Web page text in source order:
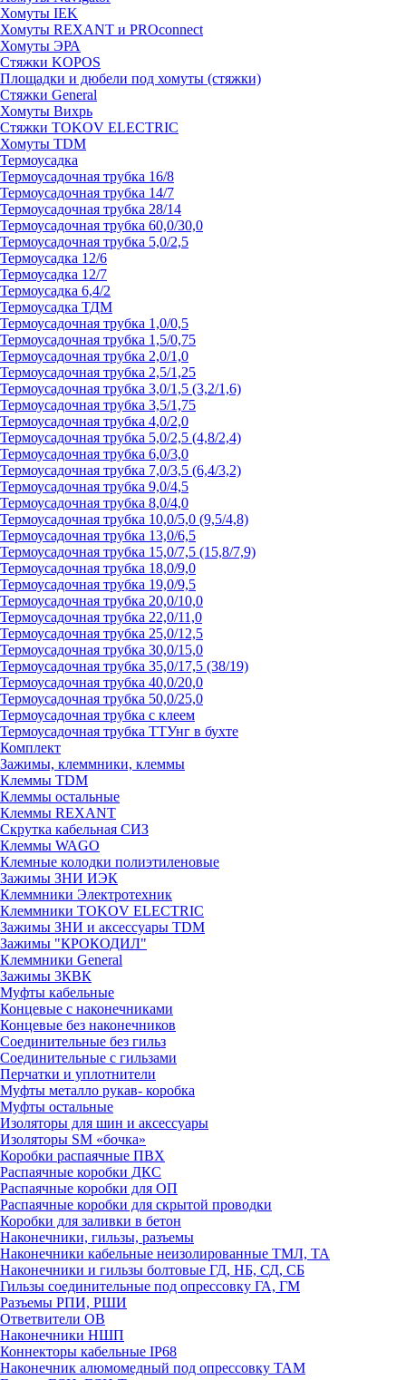
Хомуты IEK
Хомуты REXANT и PROconnect
Хомуты ЭРА
Стяжки KOPOS
Площадки и дюбели под хомуты (стяжки)
Стяжки General
Хомуты Вихрь
Стяжки TOKOV ELECTRIC
Хомуты TDM
Термоусадка
Термоусадочная трубка 16/8
Термоусадочная трубка 14/7
Термоусадочная трубка 28/14
Термоусадочная трубка 60,0/30,0
Термоусадочная трубка 5,0/2,5
Термоусадка 12/6
Термоусадка 12/7
Термоусадка 6,4/2
Термоусадка ТДМ
Термоусадочная трубка 1,0/0,5
Термоусадочная трубка 1,5/0,75
Термоусадочная трубка 2,0/1,0
Термоусадочная трубка 2,5/1,25
Термоусадочная трубка 3,0/1,5 (3,2/1,6)
Термоусадочная трубка 3,5/1,75
Термоусадочная трубка 4,0/2,0
Термоусадочная трубка 5,0/2,5 (4,8/2,4)
Термоусадочная трубка 6,0/3,0
Термоусадочная трубка 7,0/3,5 (6,4/3,2)
Термоусадочная трубка 9,0/4,5
Термоусадочная трубка 8,0/4,0
Термоусадочная трубка 10,0/5,0 (9,5/4,8)
Термоусадочная трубка 13,0/6,5
Термоусадочная трубка 15,0/7,5 (15,8/7,9)
Термоусадочная трубка 18,0/9,0
Термоусадочная трубка 19,0/9,5
Термоусадочная трубка 20,0/10,0
Термоусадочная трубка 22,0/11,0
Термоусадочная трубка 25,0/12,5
Термоусадочная трубка 30,0/15,0
Термоусадочная трубка 35,0/17,5 (38/19)
Термоусадочная трубка 40,0/20,0
Термоусадочная трубка 50,0/25,0
Термоусадочная трубка с клеем
Термоусадочная трубка ТТУнг в бухте
Комплект
Зажимы, клеммники, клеммы
Клеммы TDM
Клеммы остальные
Клеммы REXANT
Скрутка кабельная СИЗ
Клеммы WAGO
Клемные колодки полиэтиленовые
Зажимы ЗНИ ИЭК
Клеммники Электротехник
Клеммники TOKOV ELECTRIC
Зажимы ЗНИ и аксессуары TDM
Зажимы "КРОКОДИЛ"
Клеммники General
Зажимы 3КВК
Муфты кабельные
Концевые с наконечниками
Концевые без наконечников
Соединительные без гильз
Соединительные с гильзами
Перчатки и уплотнители
Муфты металло рукав- коробка
Муфты остальные
Изоляторы для шин и аксессуары
Изоляторы SM «бочка»
Коробки распаячные ПВХ
Распаячные коробки ДКС
Распаячные коробки для ОП
Распаячные коробки для скрытой проводки
Коробки для заливки в бетон
Наконечники, гильзы, разъемы
Наконечники кабельные неизолированные ТМЛ, ТА
Наконечники и гильзы болтовые ГД, НБ, СД, СБ
Гильзы соединительные под опрессовку ГА, ГМ
Разъемы РПИ, РШИ
Ответвители ОВ
Наконечники НШП
Коннекторы кабельные IP68
Наконечник алюмомедный под опрессовку ТАМ